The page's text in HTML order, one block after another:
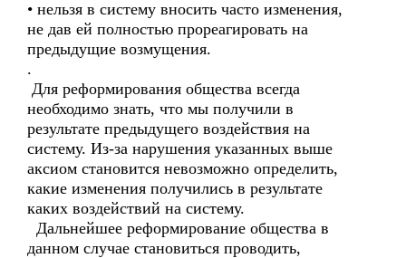
• нельзя в систему вносить часто изменения,
не дав ей полностью прореагировать на
предыдущие возмущения.
.
Для реформирования общества всегда
необходимо знать, что мы получили в
результате предыдущего воздействия на
систему. Из-за нарушения указанных выше
аксиом становится невозможно определить,
какие изменения получились в результате
каких воздействий на систему.
Дальнейшее реформирование общества в
данном случае становиться проводить,